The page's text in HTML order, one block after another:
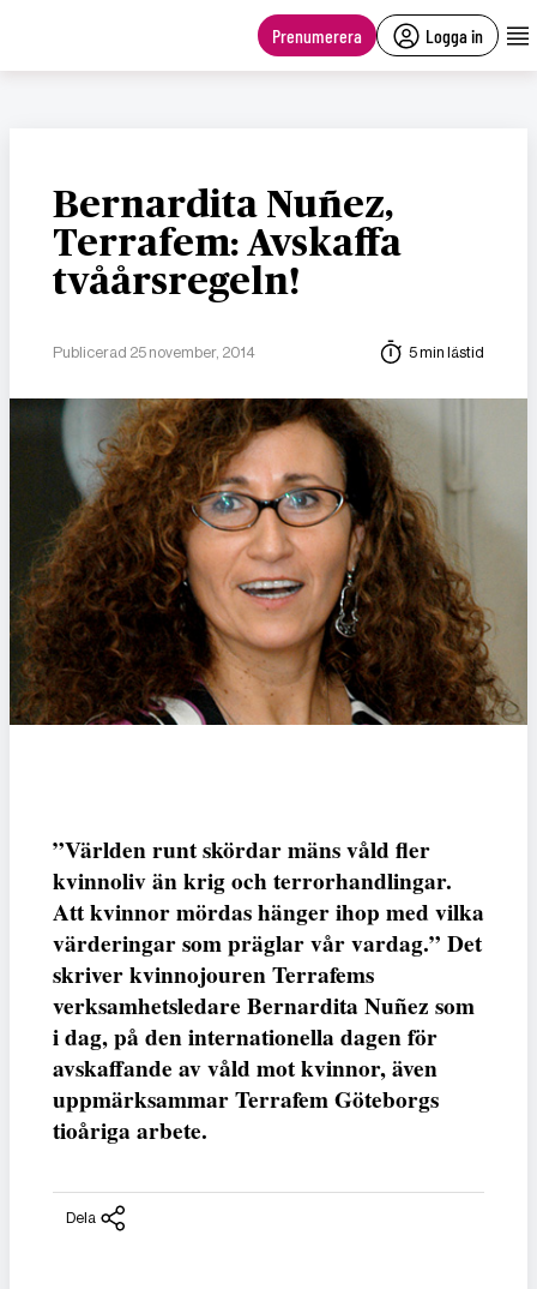
Prenumerera Logga in
Bernardita Nuñez,
Terrafem: Avskaffa
tvåårsregeln!
Publicerad 25 november, 2014 5 min lästid
”Världen runt skördar mäns våld fler
kvinnoliv än krig och terrorhandlingar.
Att kvinnor mördas hänger ihop med vilka
värderingar som präglar vår vardag.” Det
skriver kvinnojouren Terrafems
verksamhetsledare Bernardita Nuñez som
i dag, på den internationella dagen för
avskaffande av våld mot kvinnor, även
uppmärksammar Terrafem Göteborgs
tioåriga arbete.
Dela